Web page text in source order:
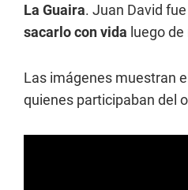
La Guaira. Juan David
sacarlo con vida luego
Las imágenes muestran
quienes participaban del